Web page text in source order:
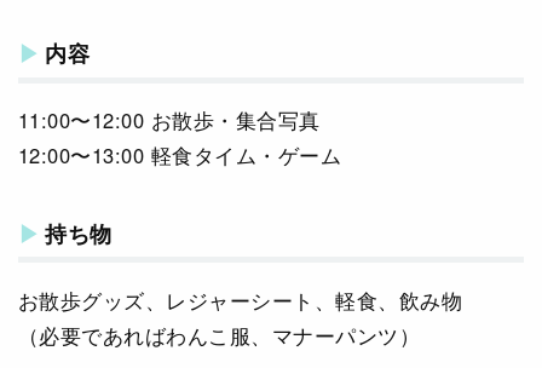
内容
11:00〜12:00 お散歩・集合写真
12:00〜13:00 軽食タイム・ゲーム
持ち物
お散歩グッズ、レジャーシート、軽食、飲み物
（必要であればわんこ服、マナーパンツ）